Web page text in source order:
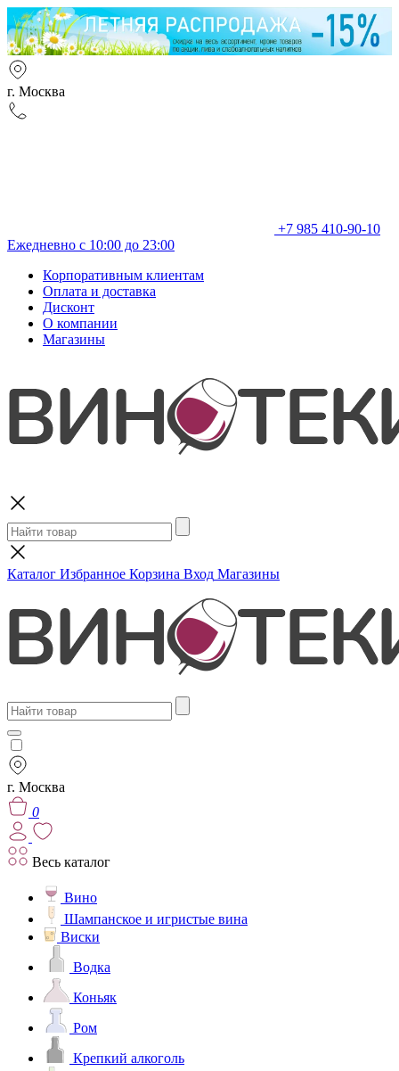
г. Москва
+7 985 410-90-10
Ежедневно с 10:00 до 23:00
Корпоративным клиентам
Оплата и доставка
Дисконт
О компании
Магазины
Каталог Избранное Корзина Вход Магазины
г. Москва
0
Весь каталог
Вино
Шампанское и игристые вина
Виски
Водка
Коньяк
Ром
Крепкий алкоголь